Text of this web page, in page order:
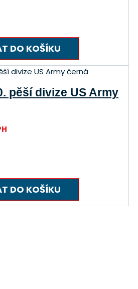
DO KOŠÍKU
pěší divize US Army
DO KOŠÍKU